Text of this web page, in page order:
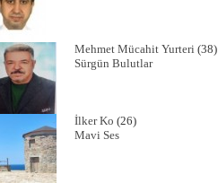
Mehmet Mücahit Yurteri(38)
Sürgün Bulutlar
İlker Ko (26)
Mavi Ses